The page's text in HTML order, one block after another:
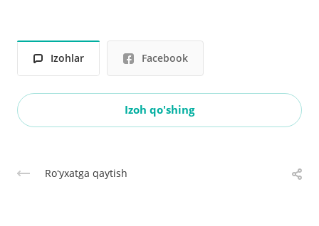
Izohlar Facebook
Izoh qo'shing
Roʻyxatga qaytish